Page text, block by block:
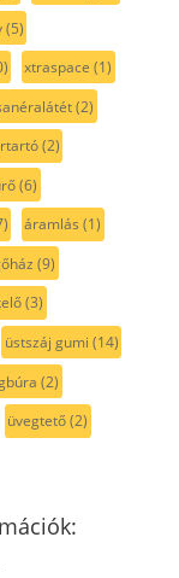
(5)
xtraspace (1)
(2)
(2)
(6)
áramlás (1)
(9)
(3)
üstszáj gumi (14)
(2)
üvegtető(2)